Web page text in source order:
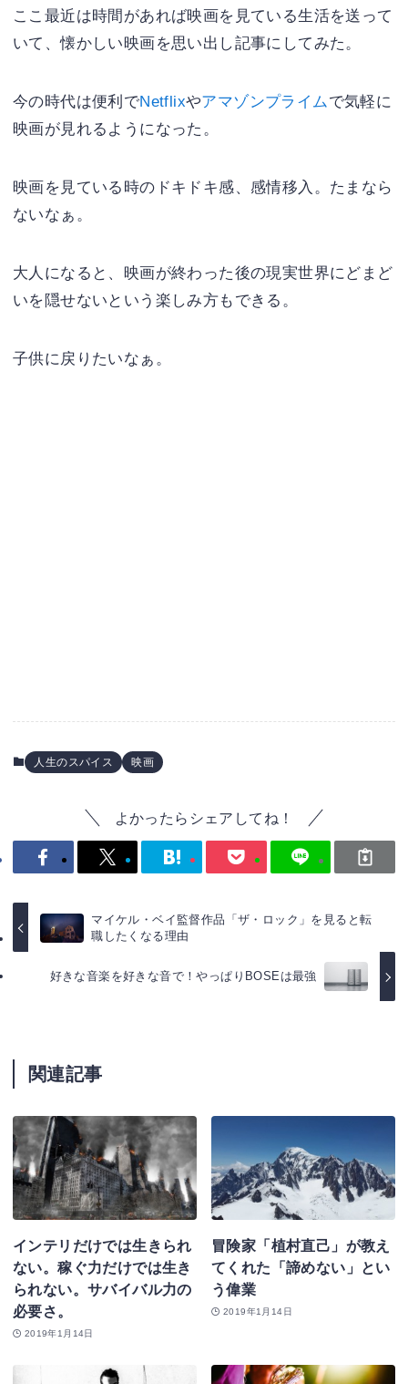
ここ最近は時間があれば映画を見ている生活を送って
いて、懐かしい映画を思い出し記事にしてみた。
今の時代は便利でNetflixやアマゾンプライムで気軽に
映画が見れるようになった。
映画を見ている時のドキドキ感、感情移入。たまなら
ないなぁ。
大人になると、映画が終わった後の現実世界にどまど
いを隠せないという楽しみ方もできる。
子供に戻りたいなぁ。
人生のスパイス 映画
よかったらシェアしてね！
マイケル・ベイ監督作品「ザ・ロック」を見ると転
職したくなる理由
好きな音楽を好きな音で！やっぱりBOSEは最強
関連記事
インテリだけでは生きられ
ない。稼ぐ力だけでは生き
られない。サバイバル力の
必要さ。
2019年1月14日
冒険家「植村直己」が教え
てくれた「諦めない」とい
う偉業
2019年1月14日